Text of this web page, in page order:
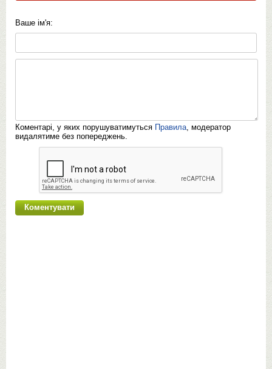
Ваше ім'я:
Коментарі, у яких порушуватимуться Правила , модератор
видалятиме без попереджень.